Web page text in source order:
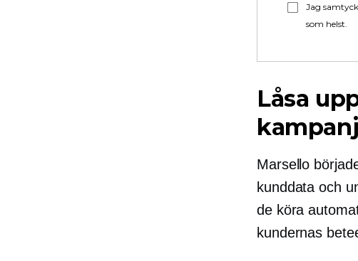
Jag
som helst.
Låsa
Marsello
kunddata och
de köra
kundernas